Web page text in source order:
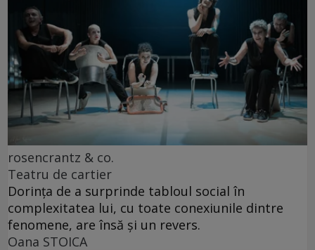
rosencrantz & co.
Teatru de cartier
Dorința de a surprinde tabloul social în
complexitatea lui, cu toate conexiunile dintre
fenomene, are însă și un revers.
Oana STOICA